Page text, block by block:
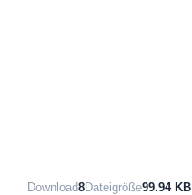
Download8Dateigröße99.94 KB